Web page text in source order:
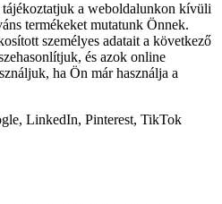
a weboldalunkon kívüli
termékeket mutatunk Önnek.
személyes adatait a következő
és azok online
ha Ön már használja a
LinkedIn, Pinterest, TikTok